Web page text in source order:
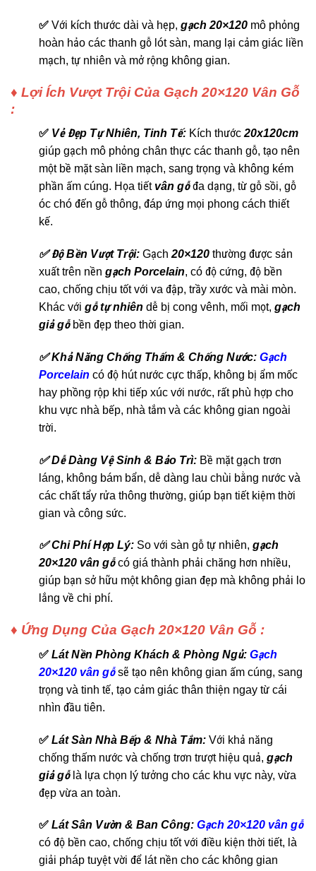
✅ Với kích thước dài và hẹp, gạch 20×120 mô phỏng
hoàn hảo các thanh gỗ lót sàn, mang lại cảm giác liền
mạch, tự nhiên và mở rộng không gian.
♦ Lợi Ích Vượt Trội Của Gạch 20×120 Vân Gỗ
:
✅ Vẻ Đẹp Tự Nhiên, Tinh Tế: Kích thước 20x120cm
giúp gạch mô phỏng chân thực các thanh gỗ, tạo nên
một bề mặt sàn liền mạch, sang trọng và không kém
phần ấm cúng. Họa tiết vân gỗđa dạng, từ gỗ sồi, gỗ
óc chó đến gỗ thông, đáp ứng mọi phong cách thiết
kế.
✅ Độ Bền Vượt Trội: Gạch 20×120 thường được sản
xuất trên nền gạch Porcelain, có độ cứng, độ bền
cao, chống chịu tốt với va đập, trầy xước và mài mòn.
Khác với gỗ tự nhiên dễ bị cong vênh, mối mọt, gạch
giả gỗ bền đẹp theo thời gian.
✅ Khả Năng Chống Thấm & Chống Nước: Gạch
Porcelain có độ hút nước cực thấp, không bị ẩm mốc
hay phồng rộp khi tiếp xúc với nước, rất phù hợp cho
khu vực nhà bếp, nhà tắm và các không gian ngoài
trời.
✅Dễ Dàng Vệ Sinh & Bảo Trì: Bề mặt gạch trơn
láng, không bám bẩn, dễ dàng lau chùi bằng nước và
các chất tẩy rửa thông thường, giúp bạn tiết kiệm thời
gian và công sức.
✅ Chi Phí Hợp Lý: So với sàn gỗ tự nhiên, gạch
20×120 vân gỗcó giá thành phải chăng hơn nhiều,
giúp bạn sở hữu một không gian đẹp mà không phải lo
lắng về chi phí.
♦ Ứng Dụng Của Gạch 20×120 Vân Gỗ :
✅ Lát Nền Phòng Khách & Phòng Ngủ: Gạch
20×120 vân gỗ sẽ tạo nên không gian ấm cúng, sang
trọng và tinh tế, tạo cảm giác thân thiện ngay từ cái
nhìn đầu tiên.
✅ Lát Sàn Nhà Bếp & Nhà Tắm: Với khả năng
chống thấm nước và chống trơn trượt hiệu quả, gạch
giả gỗ là lựa chọn lý tưởng cho các khu vực này, vừa
đẹp vừa an toàn.
✅ Lát Sân Vườn & Ban Công: Gạch 20×120 vân gỗ
có độ bền cao, chống chịu tốt với điều kiện thời tiết, là
giải pháp tuyệt vời để lát nền cho các không gian